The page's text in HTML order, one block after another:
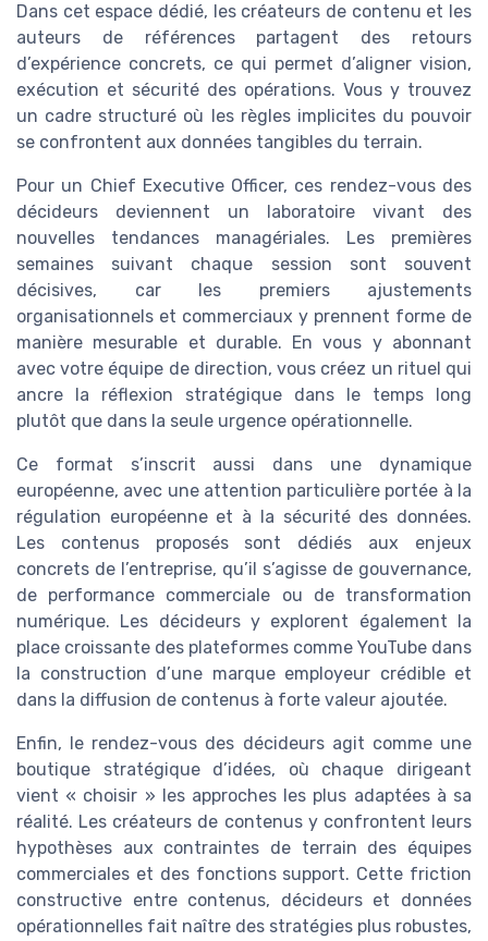
Dans cet espace dédié, les créateurs de contenu et les
auteurs de références partagent des retours
d’expérience concrets, ce qui permet d’aligner vision,
exécution et sécurité des opérations. Vous y trouvez
un cadre structuré où les règles implicites du pouvoir
se confrontent aux données tangibles du terrain.
Pour un Chief Executive Officer, ces rendez-vous des
décideurs deviennent un laboratoire vivant des
nouvelles tendances managériales. Les premières
semaines suivant chaque session sont souvent
décisives, car les premiers ajustements
organisationnels et commerciaux y prennent forme de
manière mesurable et durable. En vous y abonnant
avec votre équipe de direction, vous créez un rituel qui
ancre la réflexion stratégique dans le temps long
plutôt que dans la seule urgence opérationnelle.
Ce format s’inscrit aussi dans une dynamique
européenne, avec une attention particulière portée à la
régulation européenne et à la sécurité des données.
Les contenus proposés sont dédiés aux enjeux
concrets de l’entreprise, qu’il s’agisse de gouvernance,
de performance commerciale ou de transformation
numérique. Les décideurs y explorent également la
place croissante des plateformes comme YouTube dans
la construction d’une marque employeur crédible et
dans la diffusion de contenus à forte valeur ajoutée.
Enfin, le rendez-vous des décideurs agit comme une
boutique stratégique d’idées, où chaque dirigeant
vient « choisir » les approches les plus adaptées à sa
réalité. Les créateurs de contenus y confrontent leurs
hypothèses aux contraintes de terrain des équipes
commerciales et des fonctions support. Cette friction
constructive entre contenus, décideurs et données
opérationnelles fait naître des stratégies plus robustes,